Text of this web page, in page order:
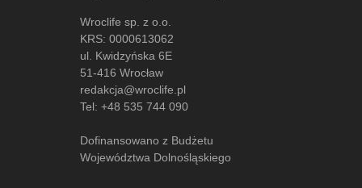
Wroclife sp. z o.o.
KRS: 0000613062
ul. Kwidzyńska 6E
51-416 Wrocław
redakcja@wroclife.pl
Tel: +48 535 744 090
Dofinansowano z Budżetu
Województwa Dolnośląskiego